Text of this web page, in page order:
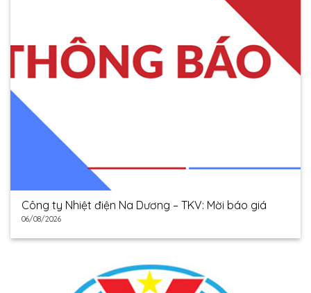
Công ty Nhiệt điện Na Dương – TKV: Mời báo giá
06/08/2026